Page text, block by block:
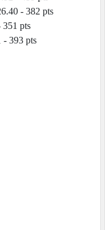
- 382 pts
- 351 pts
- 393 pts
pts
pts
190 pts
pts
pts
- 705 pts